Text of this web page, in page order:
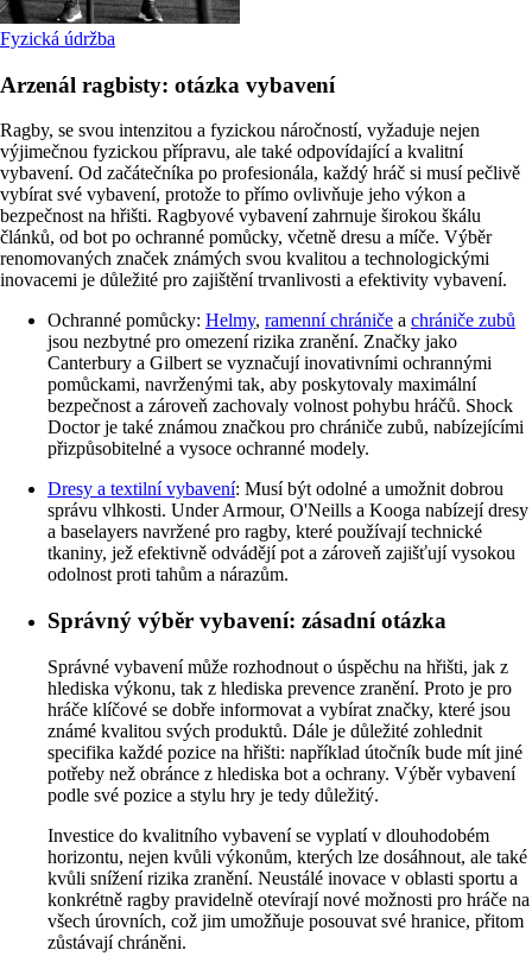
Fyzická údržba
Arzenál ragbisty: otázka vybavení
Ragby, se svou intenzitou a fyzickou náročností, vyžaduje nejen
výjimečnou fyzickou přípravu, ale také odpovídající a kvalitní
vybavení. Od začátečníka po profesionála, každý hráč si musí pečlivě
vybírat své vybavení, protože to přímo ovlivňuje jeho výkon a
bezpečnost na hřišti. Ragbyové vybavení zahrnuje širokou škálu
článků, od bot po ochranné pomůcky, včetně dresu a míče. Výběr
renomovaných značek známých svou kvalitou a technologickými
inovacemi je důležité pro zajištění trvanlivosti a efektivity vybavení.
Ochranné pomůcky: Helmy, ramenní chrániče a chrániče zubů
jsou nezbytné pro omezení rizika zranění. Značky jako
Canterbury a Gilbert se vyznačují inovativními ochrannými
pomůckami, navrženými tak, aby poskytovaly maximální
bezpečnost a zároveň zachovaly volnost pohybu hráčů. Shock
Doctor je také známou značkou pro chrániče zubů, nabízejícími
přizpůsobitelné a vysoce ochranné modely.
Dresy a textilní vybavení: Musí být odolné a umožnit dobrou
správu vlhkosti. Under Armour, O'Neills a Kooga nabízejí dresy
a baselayers navržené pro ragby, které používají technické
tkaniny, jež efektivně odvádějí pot a zároveň zajišťují vysokou
odolnost proti tahům a nárazům.
Správný výběr vybavení: zásadní otázka
Správné vybavení může rozhodnout o úspěchu na hřišti, jak z
hlediska výkonu, tak z hlediska prevence zranění. Proto je pro
hráče klíčové se dobře informovat a vybírat značky, které jsou
známé kvalitou svých produktů. Dále je důležité zohlednit
specifika každé pozice na hřišti: například útočník bude mít jiné
potřeby než obránce z hlediska bot a ochrany. Výběr vybavení
podle své pozice a stylu hry je tedy důležitý.
Investice do kvalitního vybavení se vyplatí v dlouhodobém
horizontu, nejen kvůli výkonům, kterých lze dosáhnout, ale také
kvůli snížení rizika zranění. Neustálé inovace v oblasti sportu a
konkrétně ragby pravidelně otevírají nové možnosti pro hráče na
všech úrovních, což jim umožňuje posouvat své hranice, přitom
zůstávají chráněni.